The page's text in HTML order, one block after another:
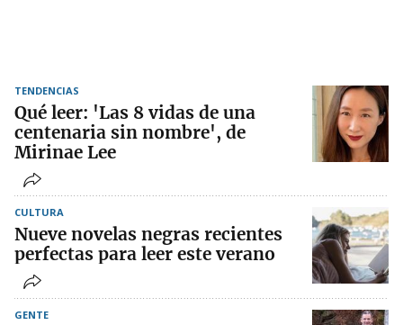
TENDENCIAS
Qué leer: 'Las 8 vidas de una
centenaria sin nombre', de
Mirinae Lee
CULTURA
Nueve novelas negras recientes
perfectas para leer este verano
GENTE